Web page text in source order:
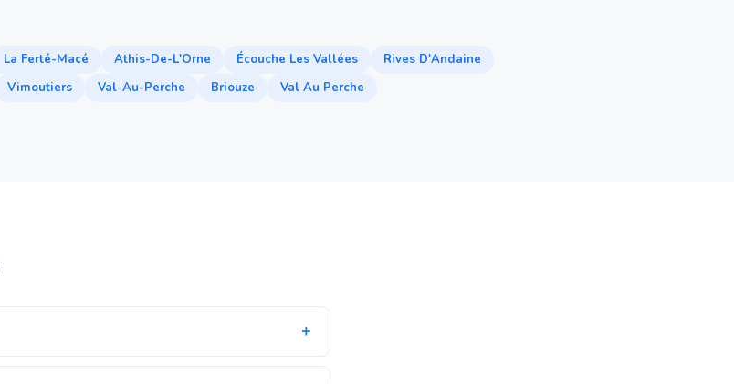
La Ferté-Macé Athis-De-L'Orne Écouche Les Vallées
Rives D'Andaine
Vimoutiers Val-Au-Perche Briouze Val Au Perche